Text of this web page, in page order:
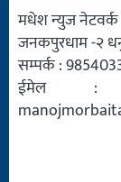
मधेश न्युज नेटवर्क
जनकपुरधाम -२
सम्पर्क :
ईमेल